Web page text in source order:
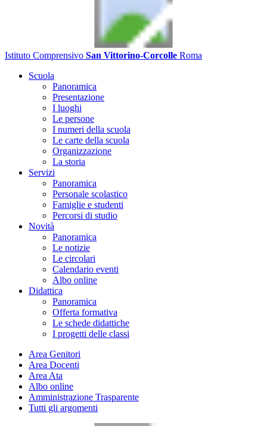
Istituto Comprensivo San Vittorino-Corcolle Roma
Scuola
Panoramica
Presentazione
I luoghi
Le persone
I numeri della scuola
Le carte della scuola
Organizzazione
La storia
Servizi
Panoramica
Personale scolastico
Famiglie e studenti
Percorsi di studio
Novità
Panoramica
Le notizie
Le circolari
Calendario eventi
Albo online
Didattica
Panoramica
Offerta formativa
Le schede didattiche
I progetti delle classi
Area Genitori
Area Docenti
Area Ata
Albo online
Amministrazione Trasparente
Tutti gli argomenti